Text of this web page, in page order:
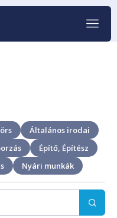
Általános irodai
Építő, Építész
Nyári munkák